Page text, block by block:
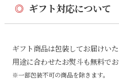
◎ ギフト対応について
ギフト商品は包装してお届けいた
用途に合わせたお熨斗も無料でお
※一部包装不可の商品を除きます。